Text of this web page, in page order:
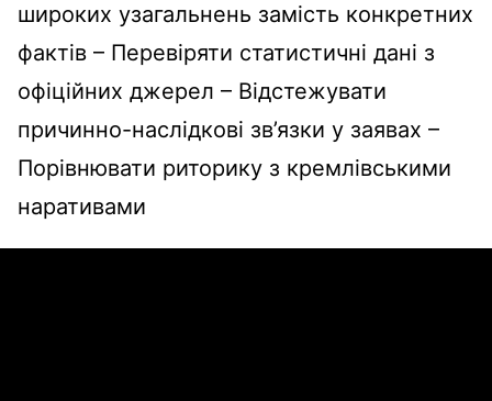
широких узагальнень замість конкретних
фактів – Перевіряти статистичні дані з
офіційних джерел – Відстежувати
причинно-наслідкові зв’язки у заявах –
Порівнювати риторику з кремлівськими
наративами